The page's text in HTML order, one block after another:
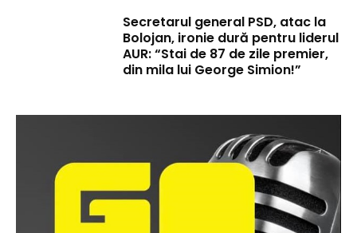
Secretarul general PSD, atac la
Bolojan, ironie dură pentru liderul
AUR: “Stai de 87 de zile premier,
din mila lui George Simion!”